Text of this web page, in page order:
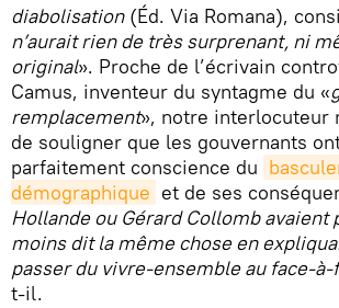
diabolisation(Éd. Via Romana),
n’aurait rien de très surprenant, ni
original». Proche de l’écrivain
Camus, inventeur du syntagme du «
remplacement», notre interlocuteur
de souligner que les gouvernants
parfaitement conscience du
démographique et de ses
Hollande ou Gérard Collomb avaient
moinsdit la même chose en
passer du vivre-ensemble au face-à-
t-il.